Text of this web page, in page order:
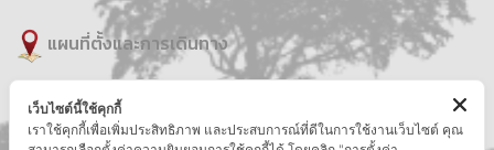
แผนที่ตั้งและการเดินทาง
เว็บไซต์นี้ใช้คุกกี้
เราใช้คุกกี้เพื่อเพิ่มประสิทธิภาพ และประสบการณ์ที่ดีในการใช้งานเว็บไซต์ คุณ